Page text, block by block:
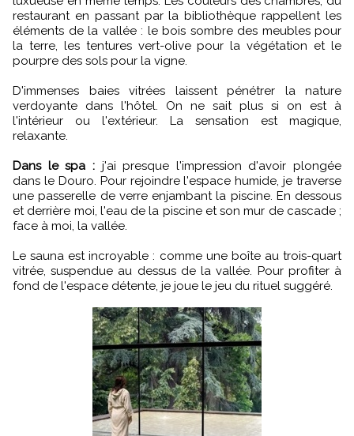
restaurant en passant par la bibliothèque rappellent les
éléments de la vallée : le bois sombre des meubles pour
la terre, les tentures vert-olive pour la végétation et le
pourpre des sols pour la vigne.
D'immenses baies vitrées laissent pénétrer la nature
verdoyante dans l'hôtel. On ne sait plus si on est à
l'intérieur ou l'extérieur. La sensation est magique,
relaxante.
Dans le spa :j'ai presque l'impression d'avoir plongée
dans le Douro. Pour rejoindre l'espace humide, je traverse
une passerelle de verre enjambant la piscine. En dessous
et derrière moi, l'eau de la piscine et son mur de cascade ;
face à moi, la vallée.
Le sauna est incroyable : comme une boîte au trois-quart
vitrée, suspendue au dessus de la vallée. Pour profiter à
fond de l'espace détente, je joue le jeu du rituel suggéré.